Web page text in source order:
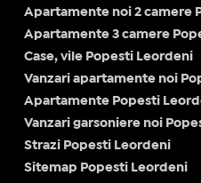
Apartamente noi 2 camere
Apartamente 3 camere
Case, vile Popesti Leordeni
Vanzari apartamente noi
Apartamente Popesti
Vanzari garsoniere noi
Strazi Popesti Leordeni
Sitemap Popesti Leordeni